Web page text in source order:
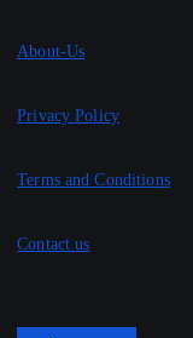
About-Us
Privacy Policy
Terms and Conditions
Contact us